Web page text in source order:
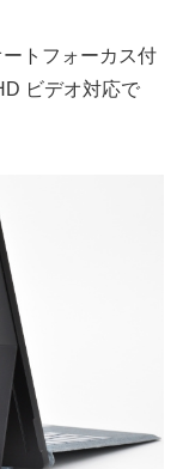
トフォーカス付
ビデオ対応で